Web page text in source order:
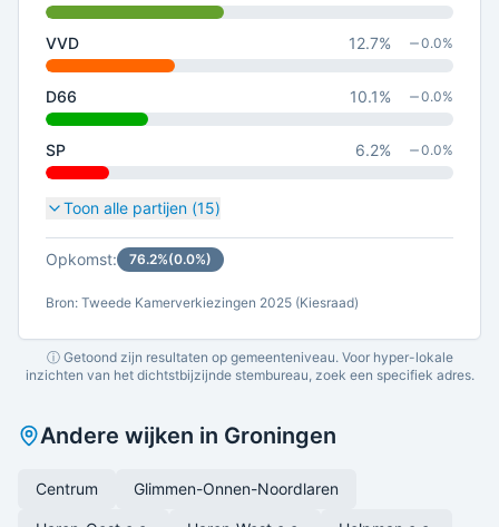
VVD 12.7% 0.0%
D66 10.1% 0.0%
SP 6.2% 0.0%
Toon alle partijen (15)
Opkomst: 76.2%(0.0%)
Bron: Tweede Kamerverkiezingen 2025 (Kiesraad)
ⓘ Getoond zijn resultaten op gemeenteniveau. Voor hyper-lokale
inzichten van het dichtstbijzijnde stembureau, zoek een specifiek adres.
Andere wijken in Groningen
Centrum Glimmen-Onnen-Noordlaren